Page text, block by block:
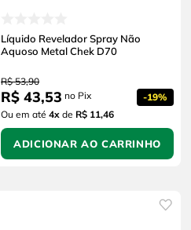
Líquido Revelador Spray Não
Aquoso Metal Chek D70
R$ 53,90
R$ 43,53 no Pix -19%
Ou em até 4x de R$ 11,46
ADICIONAR AO CARRINHO